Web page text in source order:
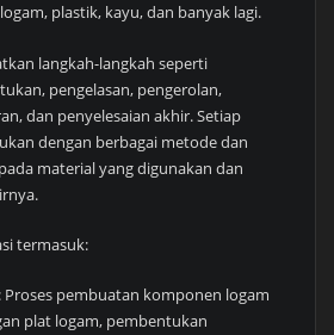
plastik, kayu, dan banyak lagi.
langkah-langkah seperti
pengelasan, pengerolan,
dan penyelesaian akhir. Setiap
dengan berbagai metode dan
material yang digunakan dan
termasuk:
: Proses pembuatan komponen logam
plat logam, pembentukan